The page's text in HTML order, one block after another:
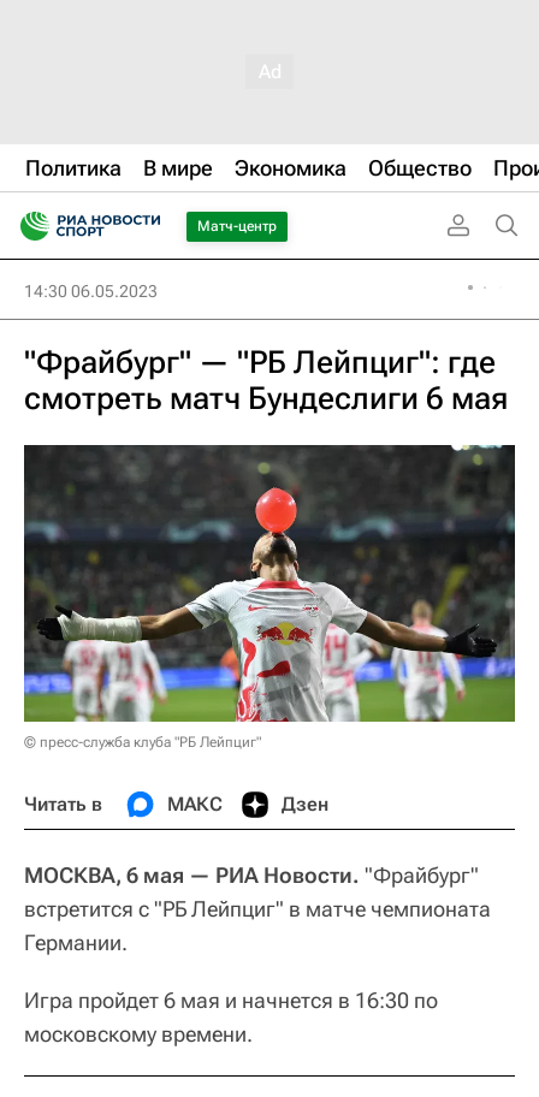
Политика В мире Экономика Общество
Матч-центр
14:30 06.05.2023
"Фрайбург" — "РБ Лейпциг": где
смотреть матч Бундеслиги 6 мая
© пресс-служба клуба "РБ Лейпциг"
Читать в МАКС Дзен
МОСКВА, 6 мая — РИА Новости. "Фрайбург"
встретится с "РБ Лейпциг" в матче чемпионата
Германии.
Игра пройдет 6 мая и начнется в 16:30 по
московскому времени.